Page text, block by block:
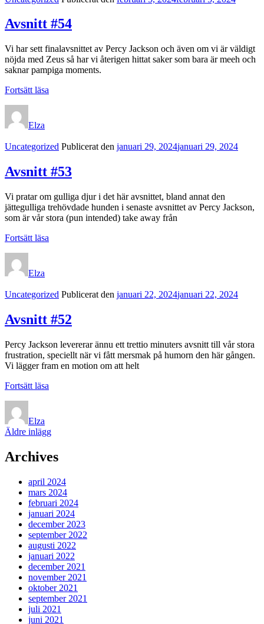
Avsnitt #54
Vi har sett finalavsnittet av Percy Jackson och även om vi är väldigt
nöjda med Zeus så har vi återigen hittat saker som bara är meeh och
saknar pampiga moments.
Fortsätt läsa
Elza
Kategorilänkar
Uncategorized Publicerat den januari 29, 2024januari 29, 2024
Avsnitt #53
Vi pratar om gulliga djur i det här avsnittet, bland annat den
jättegulliga trehövdade hunden i senaste avsnittet av Percy Jackson,
som är vår stora (pun intended) take away från
Fortsätt läsa
Elza
Kategorilänkar
Uncategorized Publicerat den januari 22, 2024januari 22, 2024
Avsnitt #52
Percy Jackson levererar ännu ett trettio minuters avsnitt till vår stora
frustration, speciellt när vi fått mersmak på humorn den här gången.
Vi lägger fram en motion om att helt
Fortsätt läsa
Elza
Inläggsnavigering
Äldre inlägg
Archives
april 2024
mars 2024
februari 2024
januari 2024
december 2023
september 2022
augusti 2022
januari 2022
december 2021
november 2021
oktober 2021
september 2021
juli 2021
juni 2021